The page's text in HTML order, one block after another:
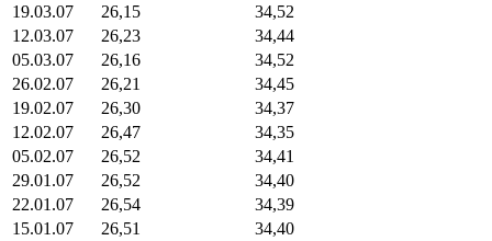
19.03.07
26,15
34,52
12.03.07
26,23
34,44
05.03.07
26,16
34,52
26.02.07
26,21
34,45
19.02.07
26,30
34,37
12.02.07
26,47
34,35
05.02.07
26,52
34,41
29.01.07
26,52
34,40
22.01.07
26,54
34,39
15.01.07
26,51
34,40